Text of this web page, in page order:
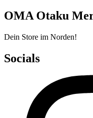
OMA Otaku
Dein Store im Norden!
Socials